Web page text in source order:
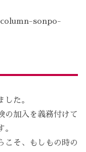
sonpo-
た。
の加入を義務付けて
。
こそ、もしもの時の